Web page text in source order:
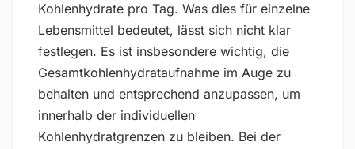
Kohlenhydrate pro Tag. Was dies für einzelne
Lebensmittel bedeutet, lässt sich nicht klar
festlegen. Es ist insbesondere wichtig, die
Gesamtkohlenhydrataufnahme im Auge zu
behalten und entsprechend anzupassen, um
innerhalb der individuellen
Kohlenhydratgrenzen zu bleiben. Bei der